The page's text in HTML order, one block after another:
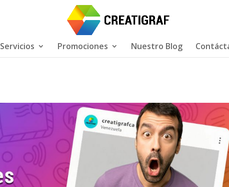
Servicios Promociones Nuestro Blog